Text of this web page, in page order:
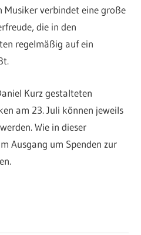
Musiker verbindet eine große
die in den
regelmäßig auf ein
Kurz gestalteten
am 23. Juli können jeweils
Wie in dieser
Ausgang um Spenden zur